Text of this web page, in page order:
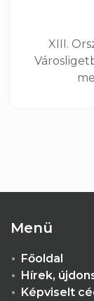
XIII.
Menü
Főoldal
Hírek,
Képviselt